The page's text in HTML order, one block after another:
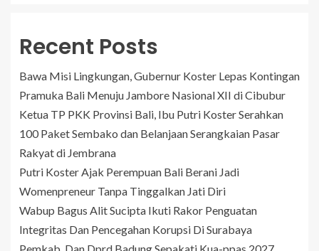
Recent Posts
Bawa Misi Lingkungan, Gubernur Koster Lepas Kontingan
Pramuka Bali Menuju Jambore Nasional XII di Cibubur
Ketua TP PKK Provinsi Bali, Ibu Putri Koster Serahkan
100 Paket Sembako dan Belanjaan Serangkaian Pasar
Rakyat di Jembrana
Putri Koster Ajak Perempuan Bali Berani Jadi
Womenpreneur Tanpa Tinggalkan Jati Diri
Wabup Bagus Alit Sucipta Ikuti Rakor Penguatan
Integritas Dan Pencegahan Korupsi Di Surabaya
Pemkab. Dan Dprd Badung Sepakati Kua-ppas 2027,